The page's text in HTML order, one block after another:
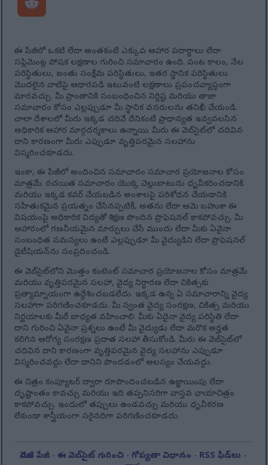
ఈ పేజీలో ఒకటి లేదా అంతకంటే ఎక్కువ ఆహార పదార్థాలు లేదా
సప్లిమెంట్ల పోషక లక్షణాల గురించి సమాచారం ఉంది. పంట కాలం, నేల
పరిస్థితులు, జంతు సంక్షేమ పరిస్థితులు, ఇతర స్థానిక పరిస్థితులు
మొదలైన వాటిపై ఆధారపడి ఇటువంటి లక్షణాలు ప్రపంచవ్యాప్తంగా
మారవచ్చు. మీ ప్రాంతానికి సంబంధించిన నిర్దిష్ట మరియు తాజా
సమాచారం కోసం ఎల్లప్పుడూ మీ స్థానిక వనరులను తనిఖీ చేయండి.
చాలా దేశాలలో మీరు ఇక్కడ చదివే దేనికంటే ప్రాధాన్యత ఇవ్వవలసిన
అధికారిక ఆహార మార్గదర్శకాలు ఉన్నాయి. మీరు ఈ వెబ్‌సైట్‌లో చదివిన
దాని కారణంగా మీరు ఎప్పుడూ వృత్తిపరమైన సలహాను
విస్మరించకూడదు.
ఇంకా, ఈ పేజీలో అందించిన సమాచారం సమాచార ప్రయోజనాల కోసం
మాత్రమే. రచయిత సమాచారం యొక్క చెల్లుబాటును ధృవీకరించడానికి
మరియు ఇక్కడ కవర్ చేయబడిన అంశాలపై పరిశోధన చేయడానికి
సహేతుకమైన ప్రయత్నం చేసినప్పటికీ, అతను లేదా ఆమె బహుశా ఈ
విషయంపై అధికారిక విద్యతో శిక్షణ పొందిన ప్రొఫెషనల్ కాకపోవచ్చు. మీ
ఆహారంలో గణనీయమైన మార్పులు చేసే ముందు లేదా మీకు ఏవైనా
సంబంధిత సమస్యలు ఉంటే ఎల్లప్పుడూ మీ వైద్యుడిని లేదా ప్రొఫెషనల్
డైటీషియన్‌ను సంప్రదించండి.
ఈ వెబ్‌సైట్‌లోని మొత్తం కంటెంట్ సమాచార ప్రయోజనాల కోసం మాత్రమే
మరియు వృత్తిపరమైన సలహా, వైద్య నిర్ధారణ లేదా చికిత్సకు
ప్రత్యామ్నాయంగా ఉద్దేశించబడలేదు. ఇక్కడ ఉన్న ఏ సమాచారాన్ని వైద్య
సలహాగా పరిగణించకూడదు. మీ స్వంత వైద్య సంరక్షణ, చికిత్స మరియు
నిర్ణయాలకు మీరే బాధ్యత వహించాలి. మీకు ఏదైనా వైద్య పరిస్థితి లేదా
దాని గురించి ఏవైనా ప్రశ్నలు ఉంటే మీ వైద్యుడు లేదా మరొక అర్హత
కలిగిన ఆరోగ్య సంరక్షణ ప్రదాత సలహా తీసుకోండి. మీరు ఈ వెబ్‌సైట్‌లో
చదివిన దాని కారణంగా వృత్తిపరమైన వైద్య సలహాను ఎప్పుడూ
విస్మరించవద్దు లేదా దానిని పొందడంలో ఆలస్యం చేయవద్దు.
ఈ చిత్రం కంప్యూటర్ ద్వారా రూపొందించబడిన ఉజ్జాయింపు లేదా
దృష్టాంతం కావచ్చు మరియు ఇది తప్పనిసరిగా వాస్తవ ఛాయాచిత్రం
కాకపోవచ్చు. ఇందులో తప్పులు ఉండవచ్చు మరియు ధృవీకరణ
లేకుండా శాస్త్రీయంగా సరైనదిగా పరిగణించకూడదు.
మొదటి పేజీ- ఈ వెబ్‌సైట్ గురించి - గోప్యతా విధానం - RSS ఫీడ్‌లు -